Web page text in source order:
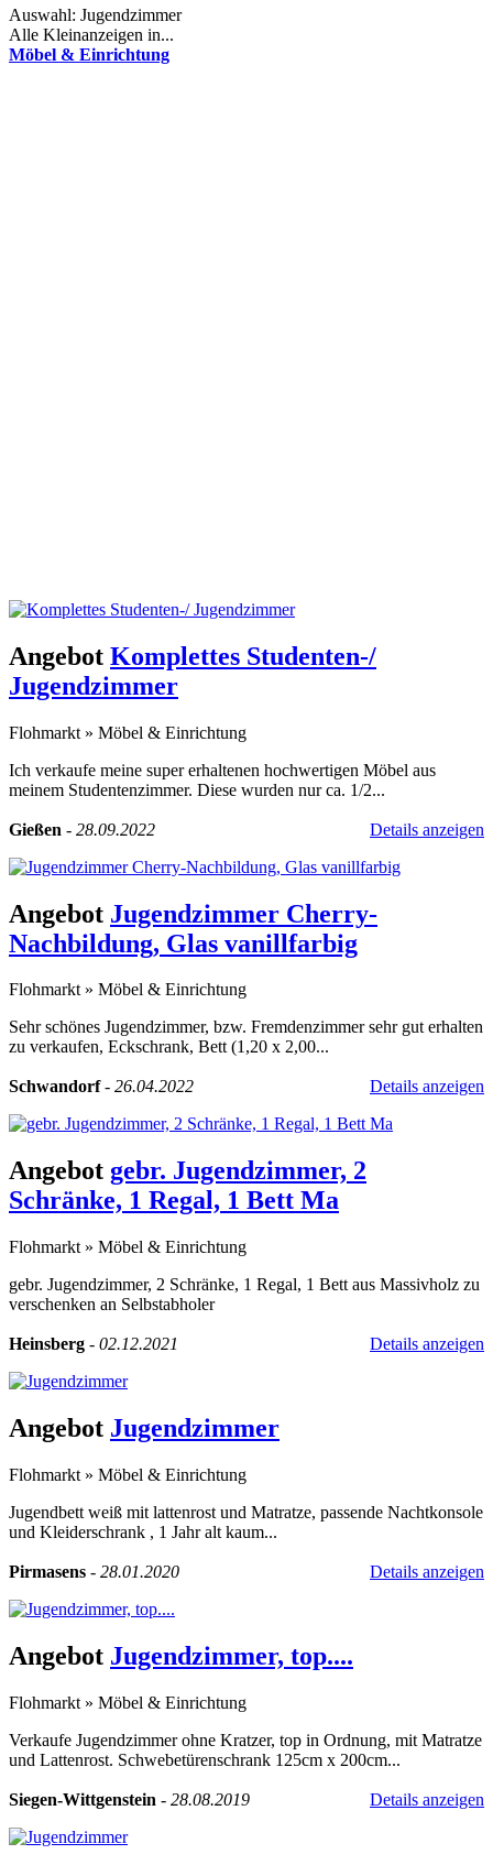
Auswahl: Jugendzimmer
Alle Kleinanzeigen in...
Möbel & Einrichtung
Angebot Komplettes Studenten-/
Jugendzimmer
Flohmarkt » Möbel & Einrichtung
Ich verkaufe meine super erhaltenen hochwertigen Möbel aus
meinem Studentenzimmer. Diese wurden nur ca. 1/2...
Gießen - 28.09.2022 Details anzeigen
Angebot Jugendzimmer Cherry-
Nachbildung, Glas vanillfarbig
Flohmarkt » Möbel & Einrichtung
Sehr schönes Jugendzimmer, bzw. Fremdenzimmer sehr gut erhalten
zu verkaufen, Eckschrank, Bett (1,20 x 2,00...
Schwandorf- 26.04.2022 Details anzeigen
Angebot gebr. Jugendzimmer, 2
Schränke, 1 Regal, 1 Bett Ma
Flohmarkt » Möbel & Einrichtung
gebr. Jugendzimmer, 2 Schränke, 1 Regal, 1 Bett aus Massivholz zu
verschenken an Selbstabholer
Heinsberg - 02.12.2021 Details anzeigen
Angebot Jugendzimmer
Flohmarkt » Möbel & Einrichtung
Jugendbett weiß mit lattenrost und Matratze, passende Nachtkonsole
und Kleiderschrank , 1 Jahr alt kaum...
Pirmasens - 28.01.2020 Details anzeigen
Angebot Jugendzimmer, top....
Flohmarkt » Möbel & Einrichtung
Verkaufe Jugendzimmer ohne Kratzer, top in Ordnung, mit Matratze
und Lattenrost. Schwebetürenschrank 125cm x 200cm...
Siegen-Wittgenstein - 28.08.2019 Details anzeigen